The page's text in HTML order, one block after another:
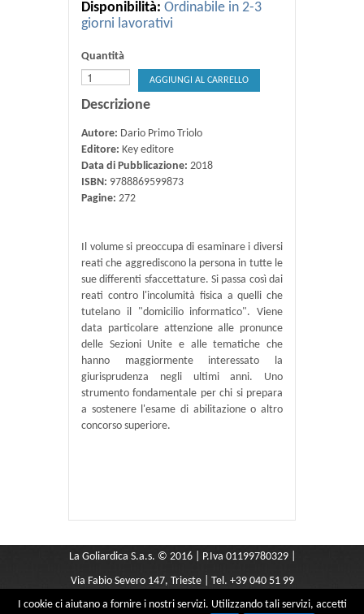
Disponibilità: Ordinabile in 2-3
giorni lavorativi
Quantità
AGGIUNGI AL CARRELLO
Descrizione
Autore: Dario Primo Triolo
Editore: Key editore
Data di Pubblicazione: 2018
ISBN: 9788869599873
Pagine: 272
Il volume si preoccupa di esaminare i diversi
reati che aggrediscono la persona in tutte le
sue differenti sfaccettature. Si passa così dai
reati contro l'incolumità fisica a quelli che
tutelano il "domicilio informatico". Viene
data particolare attenzione alle pronunce
delle Sezioni Unite e alle tematiche che
hanno maggiormente interessato la
giurisprudenza negli ultimi anni. Uno
strumento fondamentale per chi si prepara
a sostenere l'esame di abilitazione o altro
concorso superiore.
La Goliardica S.a.s. © 2016 | P.Iva 01199780329 |
Via Fabio Severo 147, Trieste | Tel. +39 040 51 99
291 |libreriagoliardica@yahoo.it
I cookie ci aiutano a fornire i nostri servizi. Utilizzando tali servizi, accetti